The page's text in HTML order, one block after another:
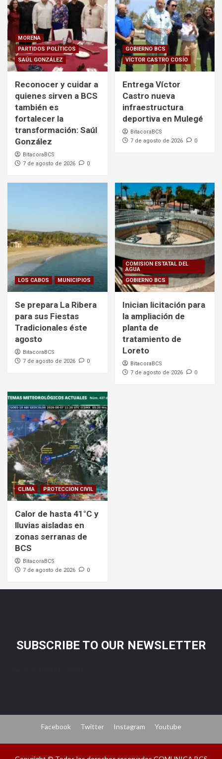
MORENA
PARTIDOS POLÍTICOS
SAÚL GONZÁLEZ
Reconocer y cuidar a
quienes sirven a BCS
también es
fortalecer la
transformación: Saúl
González
BitacoraBCS
7 de agosto de 2026
0
GOBIERNO BCS
VÍCTOR CASTRO COSÍO
Entrega Víctor
Castro nueva
infraestructura
deportiva en Mulegé
BitacoraBCS
7 de agosto de 2026
0
LOS CABOS MUNICIPIOS
Se prepara La Ribera
para sus Fiestas
Tradicionales éste
agosto
BitacoraBCS
7 de agosto de 2026
0
COMISION ESTATAL DEL
AGUA
GOBIERNO BCS
Inician licitación para
la ampliación de
planta de
tratamiento de
Loreto
BitacoraBCS
7 de agosto de 2026
0
CLIMA PROTECCION CIVIL
Calor de hasta 41°C y
lluvias aisladas en
zonas serranas de
BCS
BitacoraBCS
7 de agosto de 2026
0
SUBSCRIBE TO OUR NEWSLETTER
Facebook Twitter Instagram Youtube